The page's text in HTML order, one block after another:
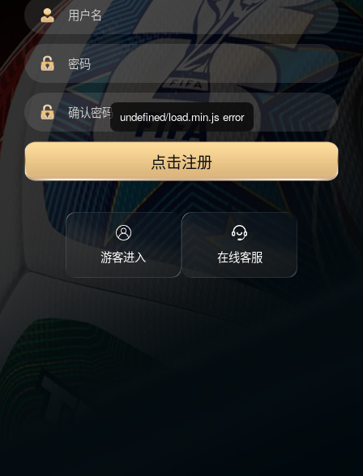
点击注册
游客进入 在线客服
undefined/load.min.js error